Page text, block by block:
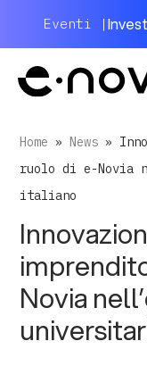
Eventi |
Home »News »
ruolo di e-Novia
italiano
Novia